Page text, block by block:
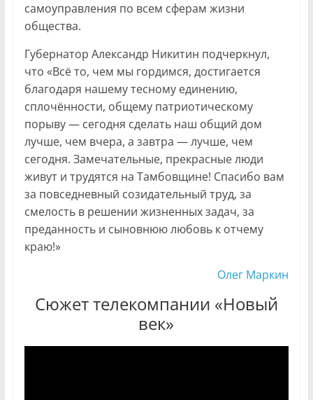
самоуправления по всем сферам жизни
общества.
Губернатор Александр Никитин подчеркнул,
что «Всё то, чем мы гордимся, достигается
благодаря нашему тесному единению,
сплочённости, общему патриотическому
порыву — сегодня сделать наш общий дом
лучше, чем вчера, а завтра — лучше, чем
сегодня. Замечательные, прекрасные люди
живут и трудятся на Тамбовщине! Спасибо вам
за повседневный созидательный труд, за
смелость в решении жизненных задач, за
преданность и сыновнюю любовь к отчему
краю!»
Олег Маркин
Сюжет телекомпании «Новый
век»